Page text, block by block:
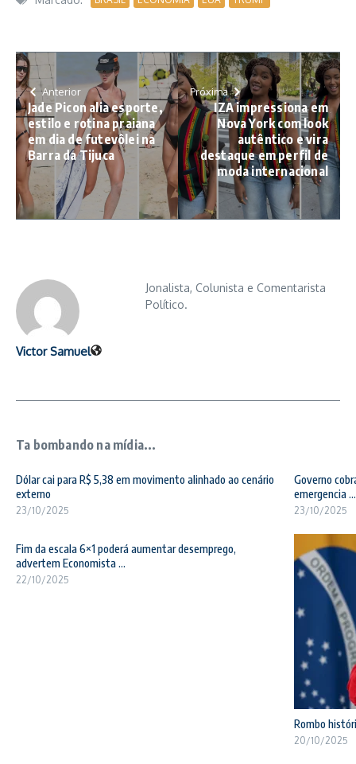
Anterior
Jade Picon alia esporte,
estilo e rotina praiana
em dia de futevôlei na
Barra da Tijuca
Próxima
IZA impressiona em
Nova York com look
autêntico e vira
destaque em perfil de
moda internacional
Victor Samuel
Jonalista, Colunista e Comentarista
Político.
Ta bombando na mídia...
Dólar cai para R$ 5,38 em movimento alinhado ao cenário
externo
23/10/2025
Governo
emergencia ...
23/10/2025
Fim da escala 6×1 poderá aumentar desemprego,
advertem Economista ...
22/10/2025
Rombo
20/10/2025